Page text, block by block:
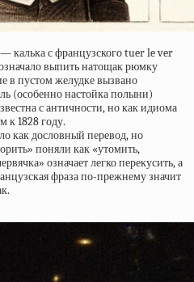
калька с французского tuer le ver
выпить натощак рюмку
в пустом желудке вызвано
(особенно настойка полыни)
с античности, но как идиома
к 1828 году.
как дословный перевод, но
поняли как «утомить,
означает легко перекусить, а
фраза по-прежнему значит